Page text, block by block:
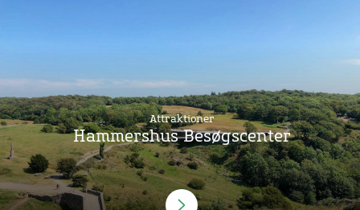
Attraktioner
Hammershus Besøgscenter